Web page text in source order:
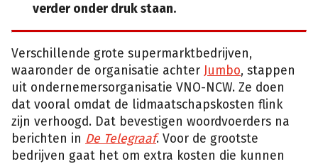
verder onder druk staan.
Verschillende grote supermarktbedrijven,
waaronder de organisatie achter Jumbo, stappen
uit ondernemersorganisatie VNO-NCW. Ze doen
dat vooral omdat de lidmaatschapskosten flink
zijn verhoogd. Dat bevestigen woordvoerders na
berichten in De Telegraaf. Voor de grootste
bedrijven gaat het om extra kosten die kunnen